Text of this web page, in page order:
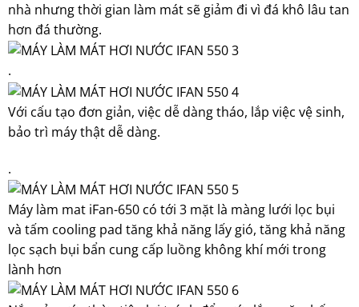
nhà nhưng thời gian làm mát sẽ giảm đi vì đá khô lâu tan
hơn đá thường.
.
Với cấu tạo đơn giản, việc dễ dàng tháo, lắp việc vệ sinh,
bảo trì máy thật dễ dàng.
.
Máy làm mat iFan-650 có tới 3 mặt là màng lưới lọc bụi
và tấm cooling pad tăng khả năng lấy gió, tăng khả năng
lọc sạch bụi bẩn cung cấp luồng không khí mới trong
lành hơn